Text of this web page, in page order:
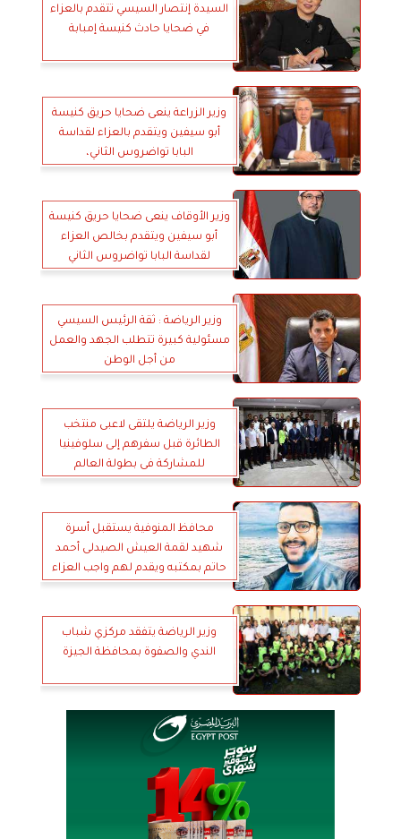
السيدة إنتصار السيسي تتقدم بالعزاء
في ضحايا حادث كنيسة إمبابة
وزير الزراعة ينعى ضحايا حريق كنيسة
أبو سيفين ويتقدم بالعزاء لقداسة
البابا تواضروس الثاني،
وزير الأوقاف ينعى ضحايا حريق كنيسة
أبو سيفين ويتقدم بخالص العزاء
لقداسة البابا تواضروس الثاني
وزير الرياضة : ثقة الرئيس السيسي
مسئولية كبيرة تتطلب الجهد والعمل
من أجل الوطن
وزير الرياضة يلتقى لاعبى منتخب
الطائرة قبل سفرهم إلى سلوفينيا
للمشاركة فى بطولة العالم
محافظ المنوفية يستقبل أسرة
شهيد لقمة العيش الصيدلى أحمد
حاتم بمكتبه ويقدم لهم واجب العزاء
وزير الرياضة يتفقد مركزي شباب
الندي والصفوة بمحافظة الجيزة